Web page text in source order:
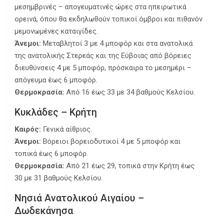
μεσημβρινές – απογευματινές ώρες στα ηπειρωτικά
ορεινά, όπου θα εκδηλωθούν τοπικοί όμβροι και πιθανόν
μεμονωμένες καταιγίδες.
Άνεμοι: Μεταβλητοί 3 με 4 μποφόρ και στα ανατολικά
της ανατολικής Στερεάς και της Εύβοιας από βόρειες
διευθύνσεις 4 με 5 μποφόρ, πρόσκαιρα το μεσημέρι –
απόγευμα έως 6 μποφόρ.
Θερμοκρασία: Από 16 έως 33 με 34 βαθμούς Κελσίου.
Κυκλάδες – Κρήτη
Καιρός: Γενικά αίθριος.
Άνεμοι: Βόρειοι βορειοδυτικοί 4 με 5 μποφόρ και
τοπικά έως 6 μποφόρ.
Θερμοκρασία: Από 21 έως 29, τοπικά στην Κρήτη έως
30 με 31 βαθμούς Κελσίου.
Νησιά Ανατολικού Αιγαίου –
Δωδεκάνησα